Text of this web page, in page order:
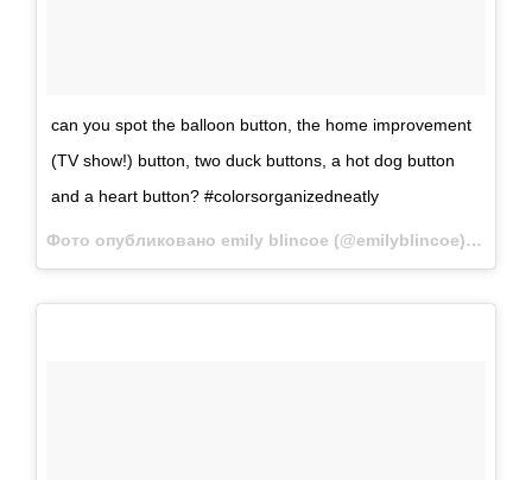
can you spot the balloon button, the home improvement
(TV show!) button, two duck buttons, a hot dog button
and a heart button? #colorsorganizedneatly
Фото опубликовано emily blincoe (@emilyblincoe)Авг 11